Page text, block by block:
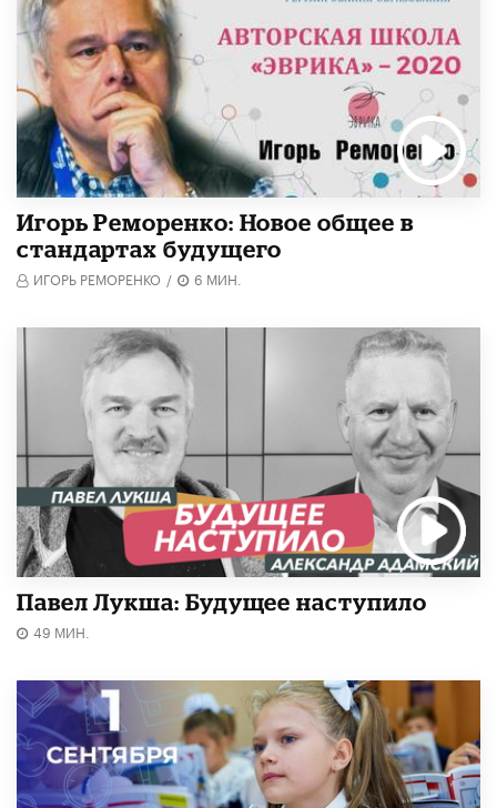
Игорь Реморенко: Новое общее в
стандартах будущего
ИГОРЬ РЕМОРЕНКО / 6 МИН.
Павел Лукша: Будущее наступило
49 МИН.